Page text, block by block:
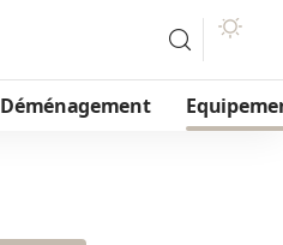
Déménagement